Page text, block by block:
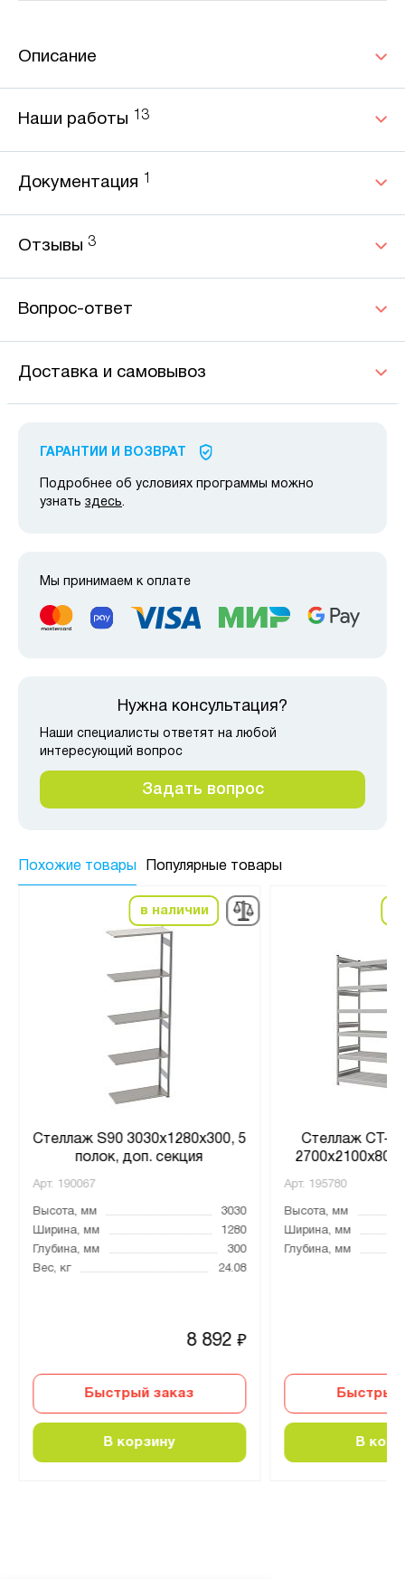
Описание
Наши работы 13
Документация 1
Отзывы 3
Вопрос-ответ
Доставка и самовывоз
ГАРАНТИИ И ВОЗВРАТ
Подробнее об условиях программы можно
узнать здесь.
Мы принимаем к оплате
Нужна консультация?
Наши специалисты ответят на любой
интересующий вопрос
Задать вопрос
Похожие товары Популярные товары
в наличии
Стеллаж S90 3030х1280х300, 5
полок, доп. секция
Арт. 190067
Высота, мм
3030
Ширина, мм
1280
Глубина, мм
300
Вес, кг
24.08
8 892₽
Быстрый заказ
В корзину
Стеллаж СТ-
2700x2100x800
Арт. 195780
Высота, мм
Ширина, мм
Глубина, мм
Быстрый
В